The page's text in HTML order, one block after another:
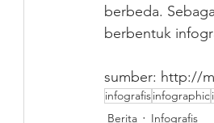
berbeda.
berbentuk
sumber: http://
infografisinfographic
Berita
Infografis